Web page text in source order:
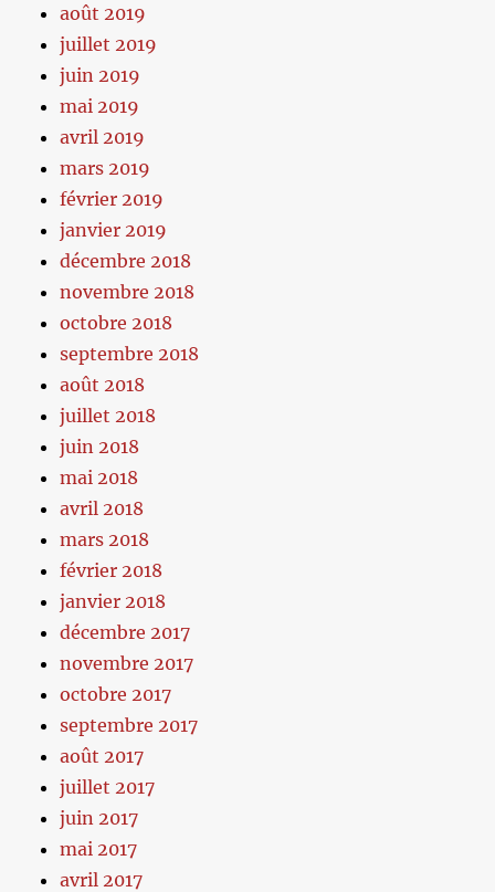
août 2019
juillet 2019
juin 2019
mai 2019
avril 2019
mars 2019
février 2019
janvier 2019
décembre 2018
novembre 2018
octobre 2018
septembre 2018
août 2018
juillet 2018
juin 2018
mai 2018
avril 2018
mars 2018
février 2018
janvier 2018
décembre 2017
novembre 2017
octobre 2017
septembre 2017
août 2017
juillet 2017
juin 2017
mai 2017
avril 2017